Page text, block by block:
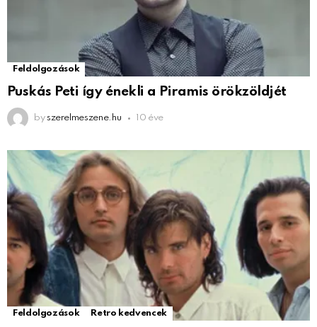
Feldolgozások
Puskás Peti így énekli a Piramis örökzöldjét
by szerelmeszene.hu 10 éve
Feldolgozások Retro kedvencek